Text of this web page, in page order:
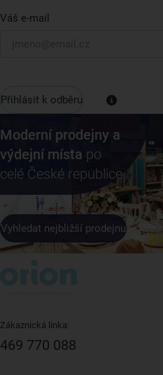
Váš e-mail
Přihlásit k odběru
Moderní prodejny a
výdejní místa po
celé České republice
Vyhledat nejbližší prodejnu
Zákaznická linka:
469 770 088